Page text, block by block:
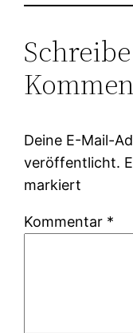
Deine E-Mail-
veröffentlicht.
markiert
Kommentar *